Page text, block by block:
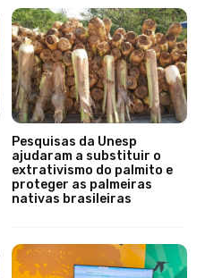
Pesquisas da Unesp
ajudaram a substituir o
extrativismo do palmito e
proteger as palmeiras
nativas brasileiras